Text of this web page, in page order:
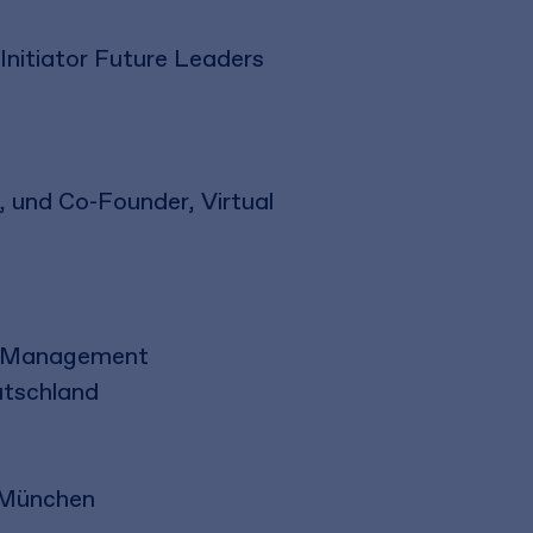
Initiator Future Leaders
Co-Founder, Virtual